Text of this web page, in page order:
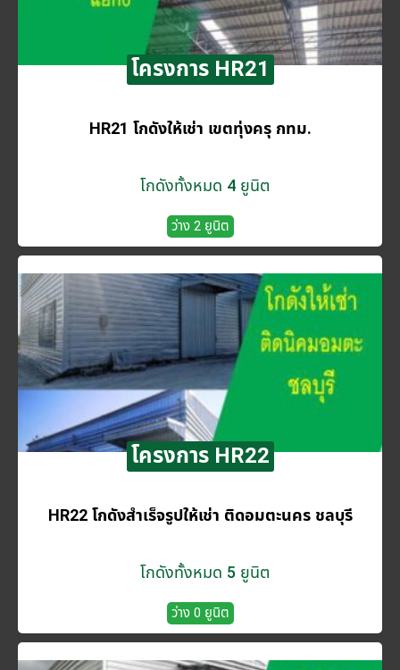
โครงการ HR21
HR21 โกดังให้เช่า เขตทุ่งครุ กทม.
โกดังทั้งหมด 4 ยูนิต
ว่าง 2 ยูนิต
โครงการ HR22
HR22 โกดังสำเร็จรูปให้เช่า ติดอมตะนคร ชลบุรี
โกดังทั้งหมด 5 ยูนิต
ว่าง 0 ยูนิต